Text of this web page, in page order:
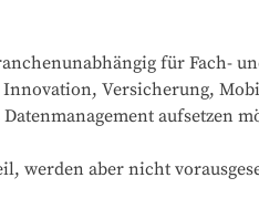
für Fach-
Versicherung,
aufsetzen
werden aber nicht